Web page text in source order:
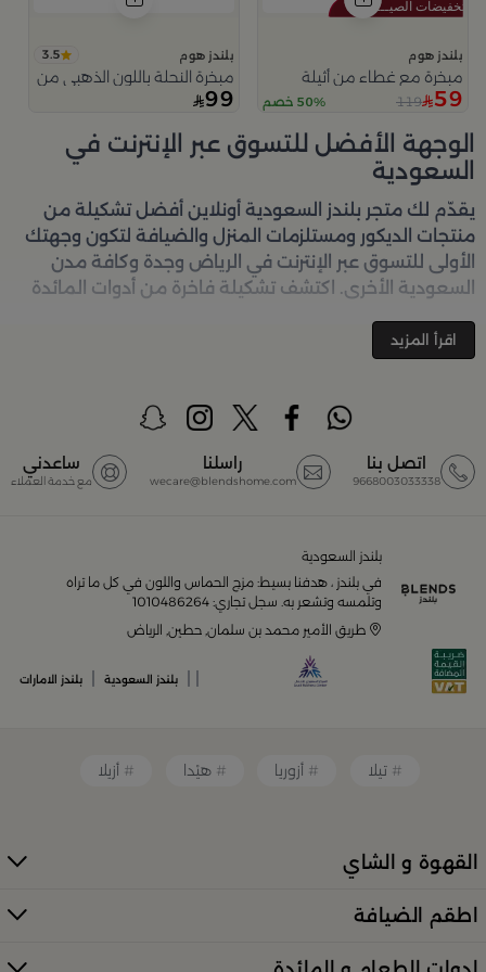
بلندز هوم
مبخرة مع غطاء من أثيلة
59
119 50% خصم
بلندز هوم 3.5
مبخرة النحلة باللون الذهبي من امارا
99
الوجهة الأفضل للتسوق عبر الإنترنت في
السعودية
يقدّم لك متجر بلندز السعودية أونلاين أفضل تشكيلة من
منتجات الديكور ومستلزمات المنزل والضيافة لتكون وجهتك
الأولى للتسوق عبر الإنترنت في الرياض وجدة وكافة مدن
السعودية الأخرى. اكتشف تشكيلة فاخرة من أدوات المائدة
جمالية على كل زاوية في منزلك – كل ذلك وأكثر في مكان
أفضل المنتجات والتصاميم في السعودية
منزلك وإضفاء لمسات أناقة. ستجد لدينا كل ما ترغب به من:
أواني تقديم فاخرة وأطقم مائدة راقية
أدوات القهوة والشاي الفريدة
معطرات وإضاءات تضفي أجواءً فريدة في المكان
كل ذلك من تشكيلة واسعة مختارة بعناية توازن بين الذوق
اقرأ المزيد
اتصل بنا
9668003033338
راسلنا
wecare@blendshome.com
ساعدني
مع خدمة العملاء
بلندز السعودية
في بلندز ، هدفنا بسيط: مزج الحماس واللون في كل ما تراه
وتلمسه وتشعر به. سجل تجاري: 1010486264
طريق الأمير محمد بن سلمان, حطين, الرياض
بلندز السعودية بلندز الامارات
تيلا أزوريا هيْدا أزيلا
القهوة و الشاي
اطقم الضيافة